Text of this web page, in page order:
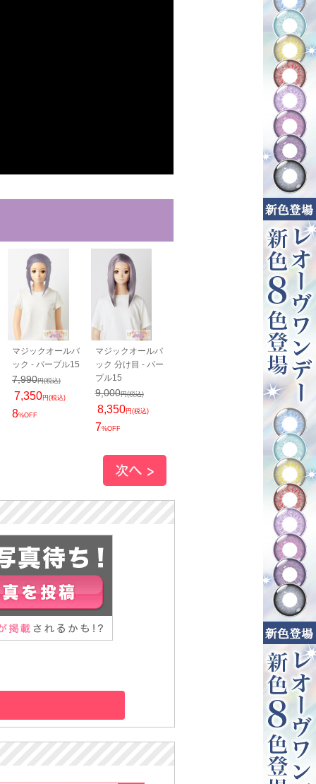
マジックオールバ
ック - パープル15
7,990円(税込)
7,350円(税込)
8%OFF
マジックオールバ
ック 分け目 - パー
プル15
9,000円(税込)
8,350円(税込)
7%OFF
PRO 生え際
N - パープル
2,350 円(税込)
1,800
23 %OFF